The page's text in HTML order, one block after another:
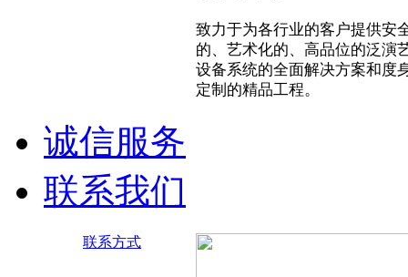
致力于为各行业的客户提供安
的、艺术化的、高品位的泛演
设备系统的全面解决方案和度
定制的精品工程。
诚信服务
联系我们
联系方式